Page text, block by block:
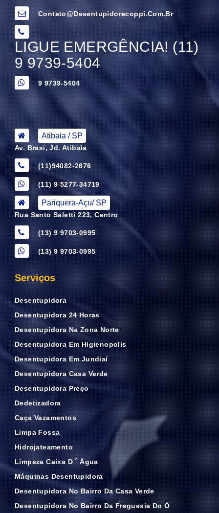
Contato@desentupidoracoppi.com.br
LIGUE EMERGÊNCIA! (11)
9 9739-5404
9 9739-5404
Atibaia / SP
Av. Brasi, Jd. Atibaia
(11)94082-2676
(11) 9 5277-34719
Pariquera-Açu/ SP
Rua Santo Saletti 223, Centro
(13) 9 9703-0995
(13) 9 9703-0995
Serviços
Desentupidora
Desentupidora 24 Horas
Desentupidora Na Zona Norte
Desentupidora Em Higienopolis
Desentupidora Em Jundiaí
Desentupidora Casa Verde
Desentupidora Preço
Dedetizadora
Caça Vazamentos
Limpa Fossa
Hidrojateamento
Limpeza Caixa D ´ Água
Máquinas Desentupidora
Desentupidora No Bairro Da Casa Verde
Desentupidora No Bairro Da Freguesia Do Ó